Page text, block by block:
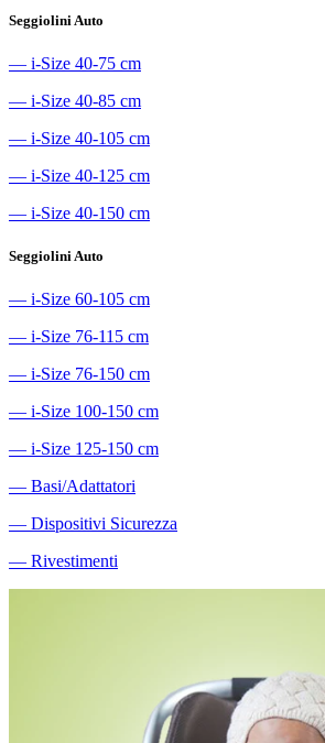
Seggiolini Auto
― i-Size 40-75 cm
― i-Size 40-85 cm
― i-Size 40-105 cm
― i-Size 40-125 cm
― i-Size 40-150 cm
Seggiolini Auto
― i-Size 60-105 cm
― i-Size 76-115 cm
― i-Size 76-150 cm
― i-Size 100-150 cm
― i-Size 125-150 cm
― Basi/Adattatori
― Dispositivi Sicurezza
― Rivestimenti